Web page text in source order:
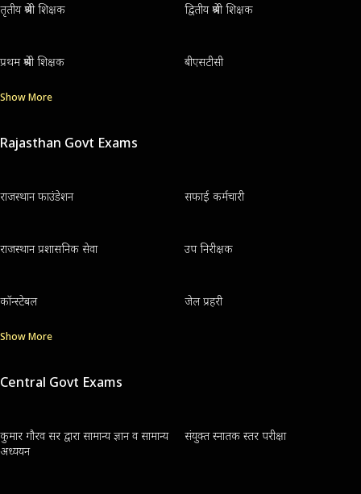
तृतीय श्रेणी शिक्षक द्वितीय श्रेणी शिक्षक
प्रथम श्रेणी शिक्षक बीएसटीसी
Show More
Rajasthan Govt Exams
राजस्थान फाउंडेशन सफाई कर्मचारी
राजस्थान प्रशासनिक सेवा उप निरीक्षक
कॉन्स्टेबल जेल प्रहरी
Show More
Central Govt Exams
कुमार गौरव सर द्वारा सामान्य ज्ञान व सामान्य
अध्ययन
संयुक्त स्नातक स्तर परीक्षा